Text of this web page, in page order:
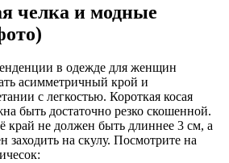
челка и модные
в одежде для женщин
асимметричный крой и
с легкостью. Короткая косая
быть достаточно резко скошенной.
край не должен быть длиннее 3 см, а
на скулу. Посмотрите на